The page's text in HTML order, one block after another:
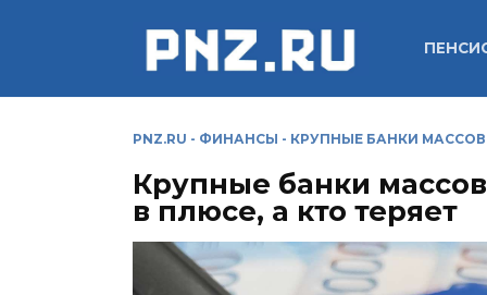
PNZ.RU - ФИНАНСЫ - КРУПНЫЕ БАНКИ
Крупные банки
в плюсе, а кто теряет